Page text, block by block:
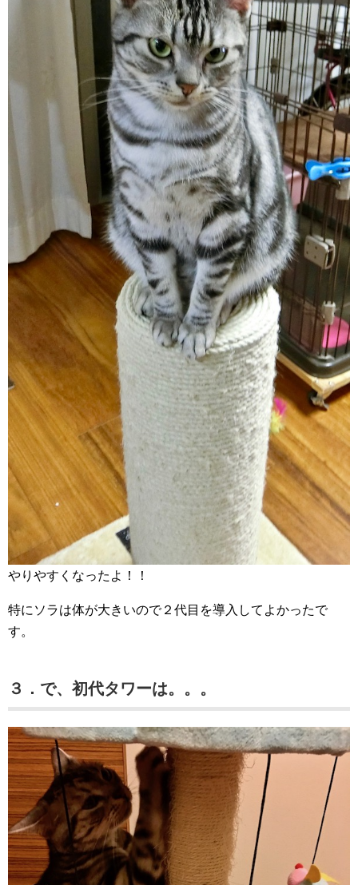
やりやすくなったよ！！
特にソラは体が大きいので２代目を導入してよかったで
す。
３．で、初代タワーは。。。